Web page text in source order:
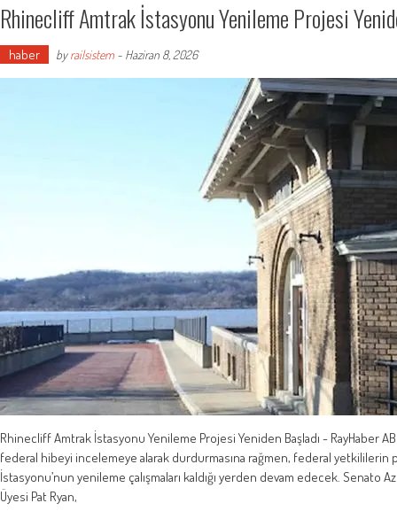
Rhinecliff Amtrak İstasyonu Yenileme Projesi
haber byrailsistem - Haziran 8, 2026
Rhinecliff Amtrak İstasyonu Yenileme Projesi Yeniden Başladı - RayHaber
federal hibeyi incelemeye alarak durdurmasına rağmen, federal
İstasyonu’nun yenileme çalışmaları kaldığı yerden devam edecek. Senato
Üyesi Pat Ryan,